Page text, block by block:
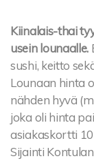
Kiinalais-thai
usein lounaalle.
sushi, keitto
Lounaan hinta
nähden hyvä
joka oli hinta
asiakaskortti
Sijainti